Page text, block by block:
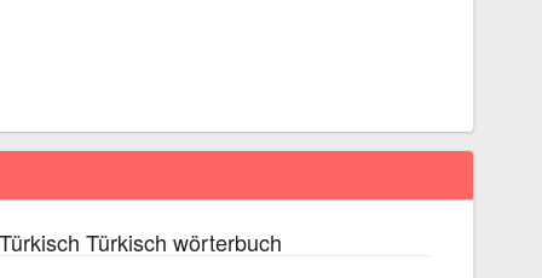
Türkisch wörterbuch